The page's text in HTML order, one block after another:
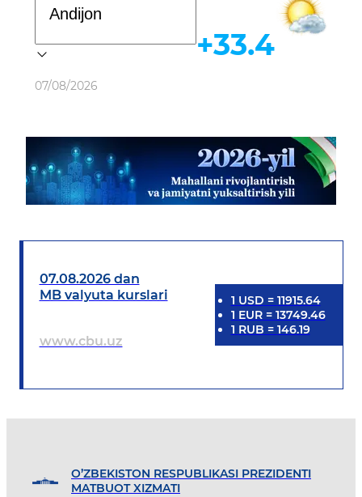
Ob-havo
07/08/2026
+33.4
07.08.2026 dan
MB valyuta kurslari
www.cbu.uz
1 USD = 11915.64
1 EUR= 13749.46
1 RUB = 146.19
O’ZBEKISTON RESPUBLIKASI PREZIDENTI
MATBUOT XIZMATI